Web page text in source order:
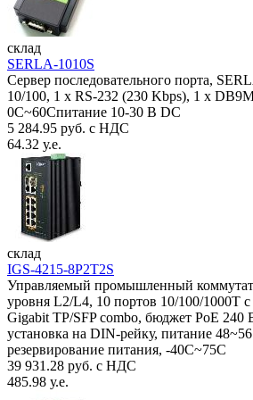
склад
SERLA-1010S
Сервер последовательного порта,
10/100, 1 x RS-232 (230 Kbps), 1 x
0C~60Спитание 10-30 В DC
5 284.95 руб. с НДС
64.32 у.е.
склад
IGS-4215-8P2T2S
Управляемый промышленный
уровня L2/L4, 10 портов 10/100/1000T с
Gigabit TP/SFP combo, бюджет PoE 240
установка на DIN-рейку, питание
резервирование питания, -40С~75C
39 931.28 руб. с НДС
485.98 у.е.